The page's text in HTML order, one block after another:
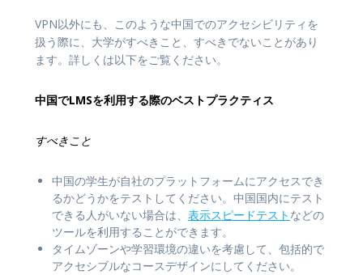
VPN以外にも、このような中国でのアクセシビリティを
扱う際に、大学がすべきこと、すべきでないことがあり
ます。詳しくは以下をご覧ください。
中国でLMSを利用する際のベストプラクティス
すべきこと
中国の学生が自社のプラットフォームにアクセスでき
るかどうかをテストしてください。中国国内にテスト
できる人がいない場合は、 表示スピードテスト などの
ツールを利用することができます。
タイムゾーンや学習環境の違いを考慮して、包括的で
アクセシブルなコースデザインにしてください。